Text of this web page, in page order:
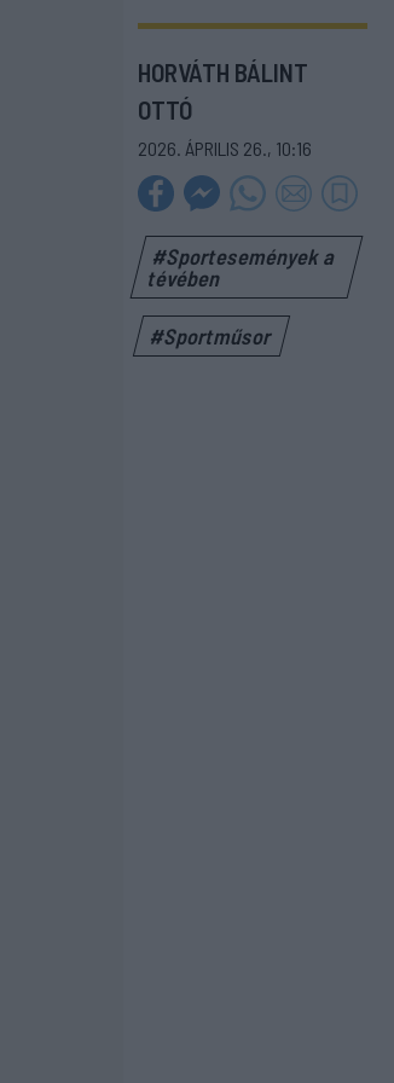
HORVÁTH BÁLINT
OTTÓ
2026. ÁPRILIS 26., 10:16
#Sportesemények a
tévében
#Sportműsor